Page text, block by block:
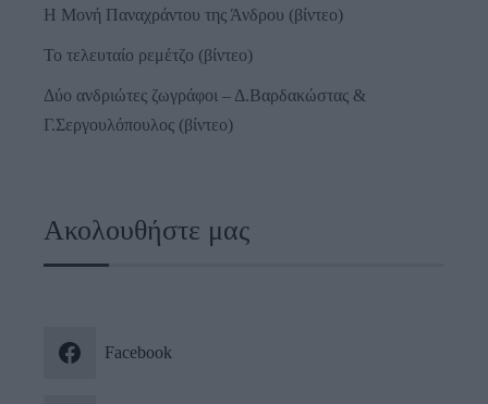
Η Μονή Παναχράντου της Άνδρου (βίντεο)
Το τελευταίο ρεμέτζο (βίντεο)
Δύο ανδριώτες ζωγράφοι – Δ.Βαρδακώστας &
Γ.Σεργουλόπουλος (βίντεο)
Ακολουθήστε μας
Facebook